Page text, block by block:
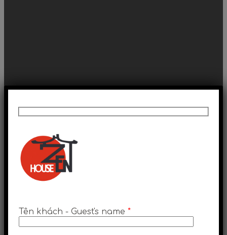
Tên khách - Guest's name *